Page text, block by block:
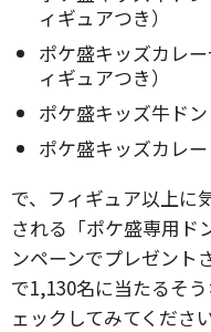
ィギュアつき）
ポケ盛キッズカレ
ィギュアつき）
ポケ盛キッズ牛ド
ポケ盛キッズカレ
で、フィギュア以上に
される「ポケ盛専用ド
ンペーンでプレゼント
で1,130名に当たるそ
ェックしてみてください